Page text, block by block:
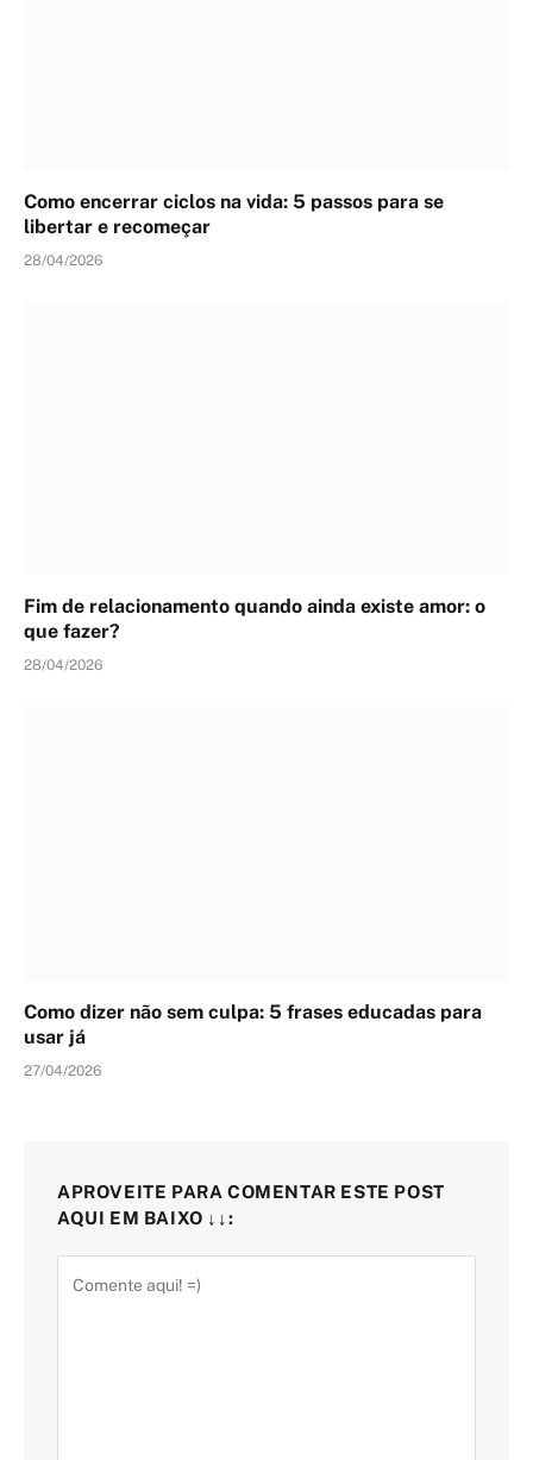
Como encerrar ciclos na vida: 5 passos para se
libertar e recomeçar
28/04/2026
Fim de relacionamento quando ainda existe amor: o
que fazer?
28/04/2026
Como dizer não sem culpa: 5 frases educadas para
usar já
27/04/2026
APROVEITE PARA COMENTAR ESTE POST
AQUI EM BAIXO ↓↓: